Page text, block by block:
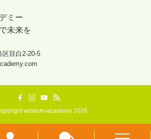
区目白2-20-5
wisdom-academy 2026